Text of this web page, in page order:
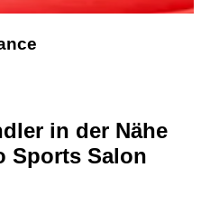
in der Nähe
Sports Salon